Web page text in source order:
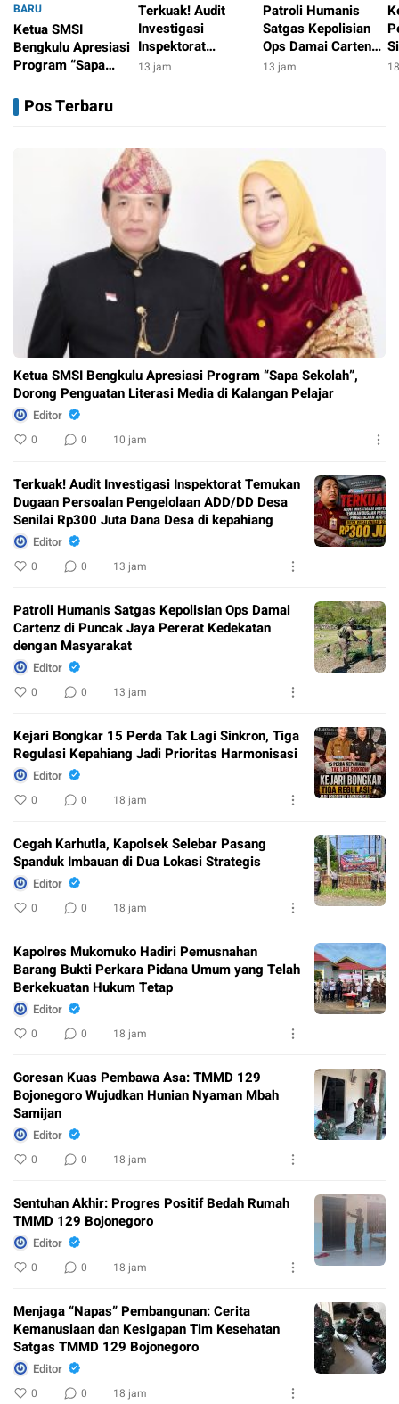
BARU
Ketua SMSI
Bengkulu Apresiasi
Program “Sapa
Penguatan Literasi
Media di Kalangan
Terkuak! Audit
Investigasi
Inspektorat
Temukan Dugaan
Dana Desa di
kepahiang
13 jam
Patroli Humanis
Satgas Kepolisian
Ops Damai Cartenz
di Puncak Jaya
13 jam
Pos Terbaru
Ketua SMSI Bengkulu Apresiasi Program “Sapa Sekolah”,
Dorong Penguatan Literasi Media di Kalangan Pelajar
Editor
0 0 10 jam
Terkuak! Audit Investigasi Inspektorat Temukan
Dugaan Persoalan Pengelolaan ADD/DD Desa
Senilai Rp300 Juta Dana Desa di kepahiang
Editor
0 0 13 jam
Patroli Humanis Satgas Kepolisian Ops Damai
Cartenz di Puncak Jaya Pererat Kedekatan
dengan Masyarakat
Editor
0 0 13 jam
Kejari Bongkar 15 Perda Tak Lagi Sinkron, Tiga
Regulasi Kepahiang Jadi Prioritas Harmonisasi
Editor
0 0 18 jam
Cegah Karhutla, Kapolsek Selebar Pasang
Spanduk Imbauan di Dua Lokasi Strategis
Editor
0 0 18 jam
Kapolres Mukomuko Hadiri Pemusnahan
Barang Bukti Perkara Pidana Umum yang Telah
Berkekuatan Hukum Tetap
Editor
0 0 18 jam
Goresan Kuas Pembawa Asa: TMMD 129
Bojonegoro Wujudkan Hunian Nyaman Mbah
Samijan
Editor
0 0 18 jam
Sentuhan Akhir: Progres Positif Bedah Rumah
TMMD 129 Bojonegoro
Editor
0 0 18 jam
Menjaga “Napas” Pembangunan: Cerita
Kemanusiaan dan Kesigapan Tim Kesehatan
Satgas TMMD 129 Bojonegoro
Editor
0 0 18 jam